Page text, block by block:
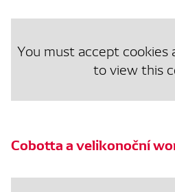
You must accept cookies
to view this
Cobotta a velikonoční